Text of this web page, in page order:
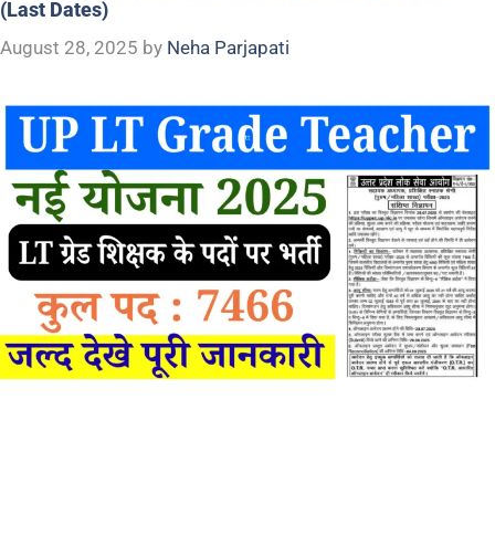
(Last Dates)
August 28, 2025 by Neha Parjapati